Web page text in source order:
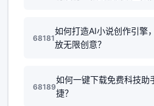
68181
如何打造AI小说创作引擎
放无限创意？
68189
如何一键下载免费科技助
捷？